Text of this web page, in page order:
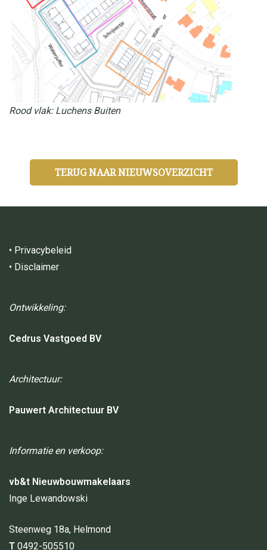
Rood vlak: Luchens Buiten
TERUG NAAR NIEUWSOVERZICHT
• Privacybeleid
• Disclaimer
Ontwikkeling:
Cedrus Vastgoed BV
Architectuur:
Pauwert Architectuur BV
Informatie en verkoop:
vb&t Nieuwbouwmakelaars
Inge Lewandowski
Steenweg 18a, Helmond
T 0492-505510